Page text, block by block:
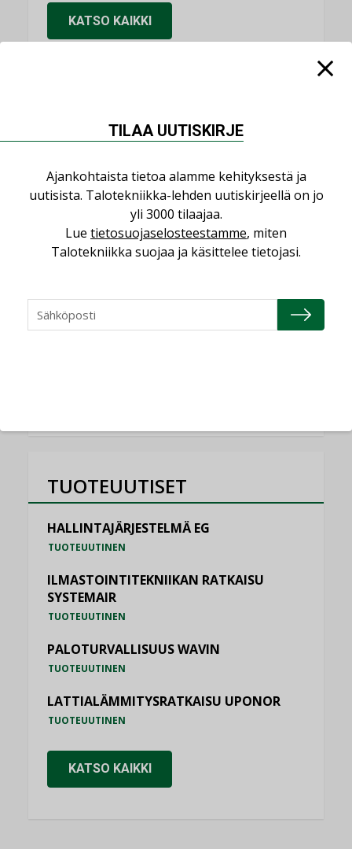
KATSO KAIKKI
NIMITYKSET
NIMITYKSET
NIMITYKSET
Schneider Electric
TUOTEUUTISET
HALLINTAJÄRJESTELMÄ EG
TUOTEUUTINEN
ILMASTOINTITEKNIIKAN RATKAISU
SYSTEMAIR
TUOTEUUTINEN
PALOTURVALLISUUS WAVIN
TUOTEUUTINEN
LATTIALÄMMITYSRATKAISU UPONOR
TUOTEUUTINEN
KATSO KAIKKI
TILAA UUTISKIRJE
Ajankohtaista tietoa alamme kehityksestä ja
uutisista. Talotekniikka-lehden uutiskirjeellä on jo
yli 3000 tilaajaa.
Lue tietosuojaselosteestamme, miten
Talotekniikka suojaa ja käsittelee tietojasi.